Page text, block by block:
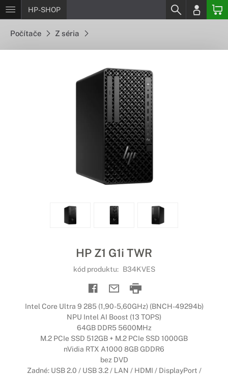
HP-SHOP
Počítače Z séria
HP Z1 G1i TWR
kód produktu: B34KVES
Intel Core Ultra 9 285 (1,90-5,60GHz) (BNCH-49294b)
NPU Intel AI Boost (13 TOPS)
64GB DDR5 5600MHz
M.2 PCIe SSD 512GB + M.2 PCIe SSD 1000GB
nVidia RTX A1000 8GB GDDR6
bez DVD
Zadné: USB 2.0 / USB 3.2 / LAN / HDMI / DisplayPort /